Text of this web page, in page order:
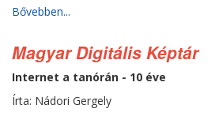
Bővebben...
Magyar Digitális Képtár
Internet a tanórán - 10 éve
Írta: Nádori Gergely